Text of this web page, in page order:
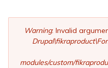
Warning: Invalid
modules/custom/